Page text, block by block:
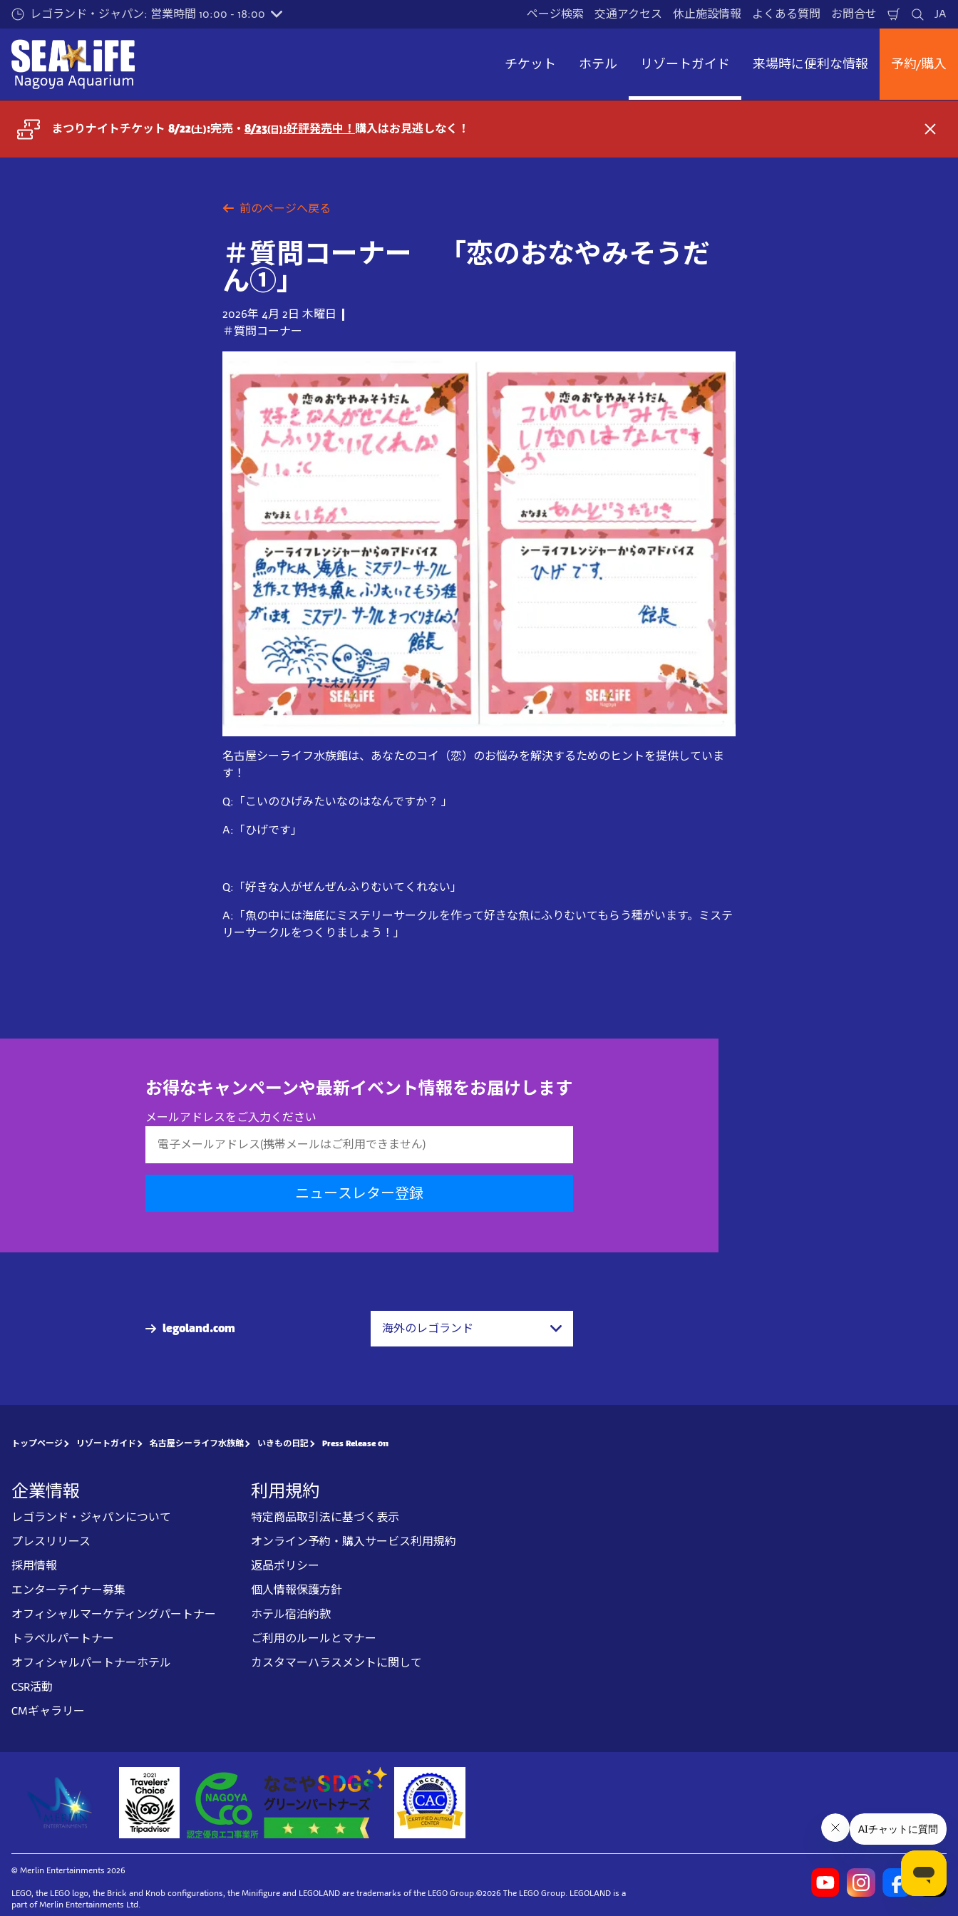
イ
レゴランド・ジャパン: 営業時間 10:00 - 18:00 ページ検索 交通アクセス 休止施設情報 よくある質問 お問合せ
い
ご
検
索
JA
日
本
チケット ホテル リゾートガイド 来場時に便利な情報 予約/購入
まつりナイトチケット 8/22(土):完売・ 8/23(日):好評発売中！ 購入はお見逃しなく！
閉
る
前のページへ戻る
＃質問コーナー 「恋のおなやみそうだ
ん①」
2026年 4月 2日 木曜日
＃質問コーナー
名古屋シーライフ水族館は、あなたのコイ（恋）のお悩みを解決するためのヒントを提供していま
す！
Q:「こいのひげみたいなのはなんですか？ 」
A:「ひげです」
Q:「好きな人がぜんぜんふりむいてくれない」
A:「魚の中には海底にミステリーサークルを作って好きな魚にふりむいてもらう種がいます。ミステ
リーサークルをつくりましょう！」
お得なキャンペーンや最新イベント情報をお届けします
メールアドレスをご入力ください
ニュースレター登録
legoland.com 海外のレゴランド
トップページ リゾートガイド 名古屋シーライフ水族館 いきもの日記 Press Release 011
企業情報
レゴランド・ジャパンについて
プレスリリース
採用情報
エンターテイナー募集
オフィシャルマーケティングパートナー
トラベルパートナー
オフィシャルパートナーホテル
CSR活動
CMギャラリー
利用規約
特定商品取引法に基づく表示
オンライン予約・購入サービス利用規約
返品ポリシー
個人情報保護方針
ホテル宿泊約款
ご利用のルールとマナー
カスタマーハラスメントに関して
© Merlin Entertainments 2026
LEGO, the LEGO logo, the Brick and Knob configurations, the Minifigure and LEGOLAND are trademarks of the LEGO Group.©2026 The LEGO Group. LEGOLAND is a
part of Merlin Entertainments Ltd.